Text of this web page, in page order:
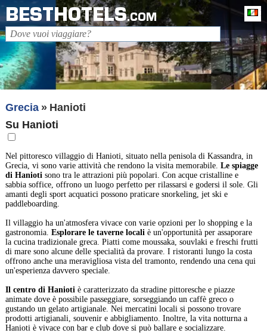
BESTHOTELS.COM
Grecia
Hanioti
Su Hanioti
Nel pittoresco villaggio di Hanioti, situato nella penisola di Kassandra, in
Grecia, vi sono varie attività che rendono la visita memorabile. Le spiagge
di Haniotisono tra le attrazioni più popolari. Con acque cristalline e
sabbia soffice, offrono un luogo perfetto per rilassarsi e godersi il sole. Gli
amanti degli sport acquatici possono praticare snorkeling, jet ski e
paddleboarding.
Il villaggio ha un'atmosfera vivace con varie opzioni per lo shopping e la
gastronomia. Esplorare le taverne localiè un'opportunità per assaporare
la cucina tradizionale greca. Piatti come moussaka, souvlaki e freschi frutti
di mare sono alcune delle specialità da provare. I ristoranti lungo la costa
offrono anche una meravigliosa vista del tramonto, rendendo una cena qui
un'esperienza davvero speciale.
Il centro di Haniotiè caratterizzato da stradine pittoresche e piazze
animate dove è possibile passeggiare, sorseggiando un caffè greco o
gustando un gelato artigianale. Nei mercatini locali si possono trovare
prodotti artigianali, souvenir e abbigliamento. Inoltre, la vita notturna a
Hanioti è vivace con bar e club dove si può ballare e socializzare.